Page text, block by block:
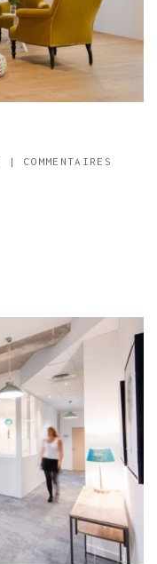
| COMMENTAIRES